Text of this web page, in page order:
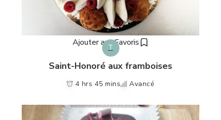
Ajouter aux Favoris
T
Saint-Honoré aux framboises
4 hrs 45 mins Avancé